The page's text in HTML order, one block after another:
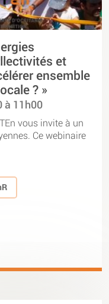
et
ensemble
? »
à 11h00
vous invite à un
Ce webinaire